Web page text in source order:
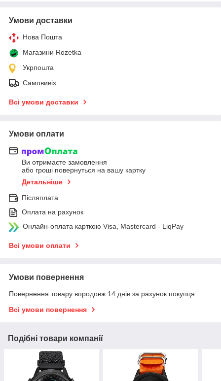
Умови доставки
Нова Пошта
Магазини Rozetka
Укрпошта
Самовивіз
Всі умови доставки
Умови оплати
Ви отримаєте замовлення
або гроші повернуться на вашу картку
Детальніше
Післяплата
Оплата на рахунок
Онлайн-оплата карткою Visa, Mastercard - LiqPay
Всі умови оплати
Умови повернення
Повернення товару впродовж 14 днів за рахунок покупця
Всі умови повернення
Подібні товари компанії